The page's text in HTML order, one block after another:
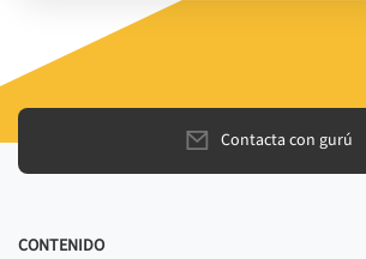
Contacta con gurú
CONTENIDO